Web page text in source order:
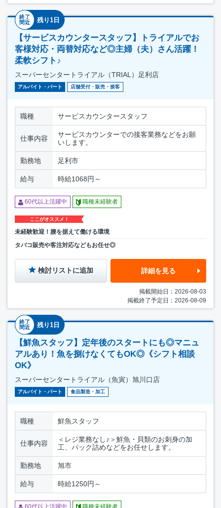
終了
間近
残り1日
【サービスカウンタースタッフ】トライアルでお
客様対応・両替対応など◎主婦（夫）さん活躍！
柔軟シフト♪
スーパーセンタートライアル（TRIAL）足利店
アルバイト・パート 店舗受付・販売・接客
職種 サービスカウンタースタッフ
仕事内容
サービスカウンターでの接客業務などをお願
いします。
勤務地 足利市
給与 時給1068円～
60代以上活躍中 職種未経験者
ここがオススメ！
未経験歓迎！腰を据えて働ける環境
タバコ販売や客注対応などもお任せ◎
検討リストに追加 詳細を見る
掲載開始日：2026-08-03
掲載終了予定日：2026-08-09
終了
間近
残り1日
【鮮魚スタッフ】定年後のスタートにも◎マニュ
アルあり！魚を捌けなくてもOK◎《シフト相談
OK》
スーパーセンタートライアル（魚寅）旭川口店
アルバイト・パート 食品製造・加工
職種 鮮魚スタッフ
仕事内容
＜レジ業務なし♪＞鮮魚・貝類のお刺身の加
工、パック詰めなどをお任せします。
勤務地 旭市
給与 時給1250円～